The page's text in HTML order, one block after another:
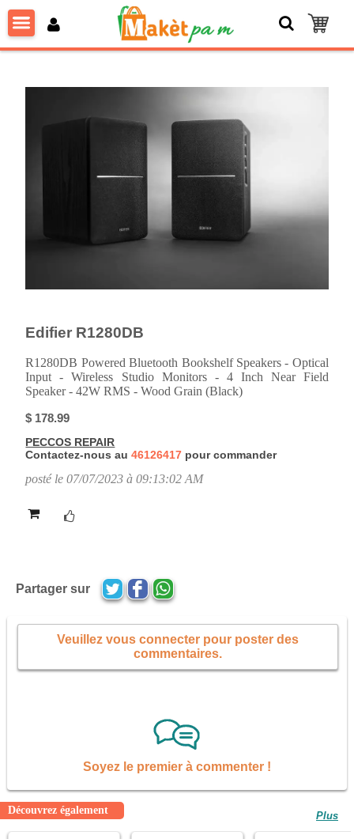
Edifier R1280DB
R1280DB Powered Bluetooth Bookshelf Speakers - Optical
Input - Wireless Studio Monitors - 4 Inch Near Field
Speaker - 42W RMS - Wood Grain (Black)
$ 178.99
PECCOS REPAIR
Contactez-nous au46126417 pour commander
posté le 07/07/2023 à 09:13:02 AM
Partager sur
Veuillez vous connecter pour poster des
commentaires.
Soyez le premier à commenter !
Découvrez également Plus